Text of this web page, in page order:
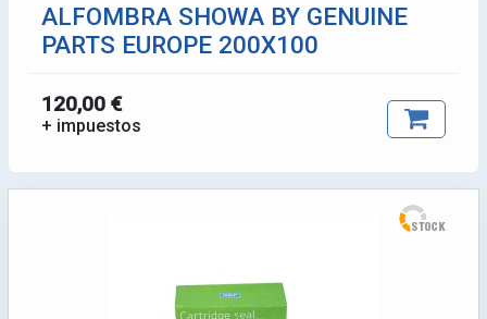
ALFOMBRA SHOWA BY GENUINE
PARTS EUROPE 200X100
120,00 €
+ impuestos